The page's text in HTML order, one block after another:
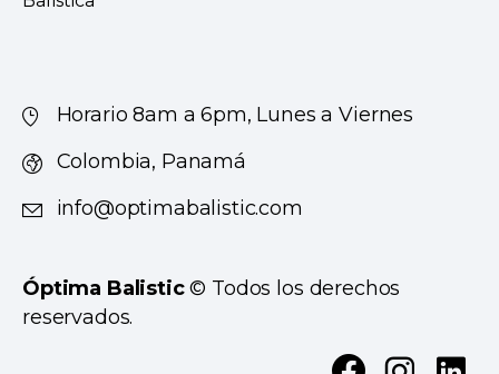
Horario 8am a 6pm, Lunes a Viernes
Colombia, Panamá
info@optimabalistic.com
Óptima Balistic© Todos los derechos
reservados.